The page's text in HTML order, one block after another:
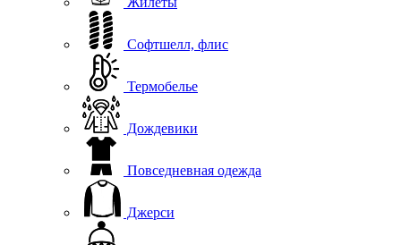
Софтшелл, флис
Термобелье
Дождевики
Повседневная одежда
Джерси